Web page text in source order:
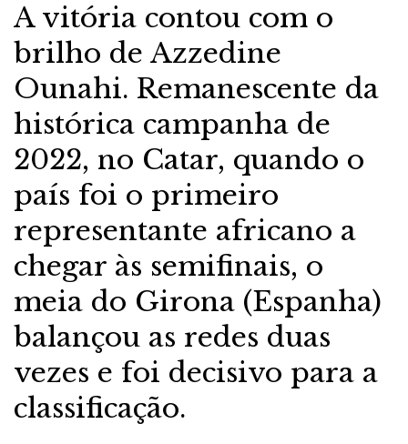
A vitória contou com o
brilho de Azzedine
Ounahi. Remanescente da
histórica campanha de
2022, no Catar, quando o
país foi o primeiro
representante africano a
chegar às semifinais, o
meia do Girona (Espanha)
balançou as redes duas
vezes e foi decisivo para a
classificação.